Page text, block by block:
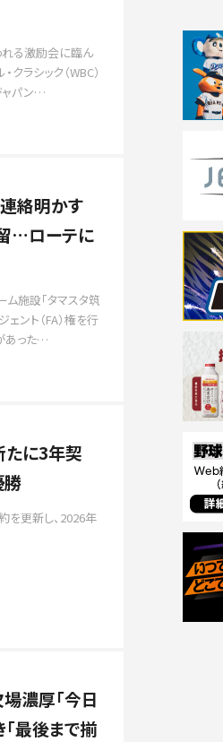
れる激励会に臨ん
ラシック（WBC）
ャパン…
絡明かす
…ローテに
施設「タマスタ筑
ント（FA）権を行
あった…
たに3年契
を更新し、2026年
濃厚「今日
最後まで揃